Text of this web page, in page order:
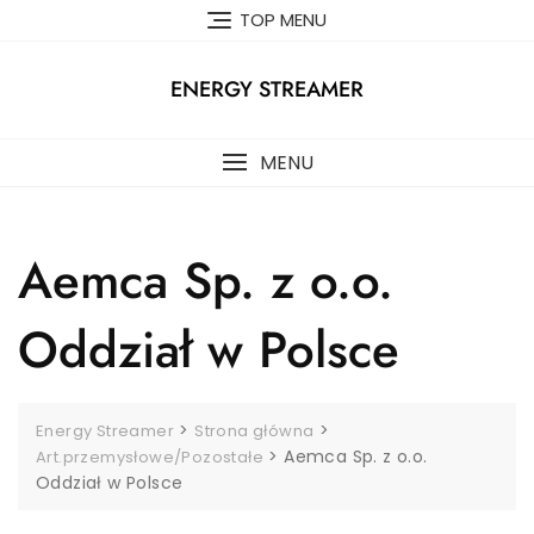
TOP MENU
ENERGY STREAMER
MENU
Aemca Sp. z o.o.
Oddział w Polsce
Energy Streamer > Strona główna >
Art.przemysłowe/Pozostałe >Aemca Sp. z o.o.
Oddział w Polsce